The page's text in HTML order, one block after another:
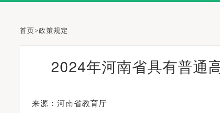
首页>政策规定
2024年河南省具有普通
来源：河南省教育厅